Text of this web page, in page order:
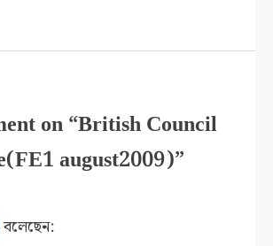
on “British Council
august2009)”
বলেছেন: